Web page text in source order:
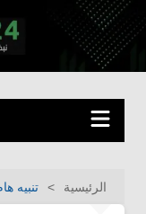
التجاوز
إلى
المحتوى
نبض المال والأعمال العراقية
الرئيسية تنبيه